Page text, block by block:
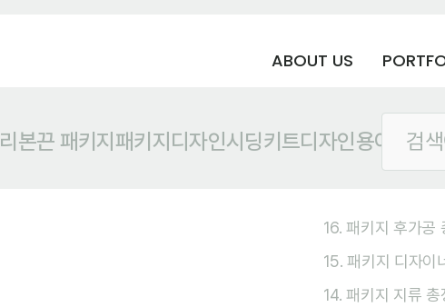
ABOUT US
리본끈 패키지 패키지디자인시딩키트디자인용어 종이
16. 패키지 후가공
15. 패키지 디자이
14. 패키지 지류 총